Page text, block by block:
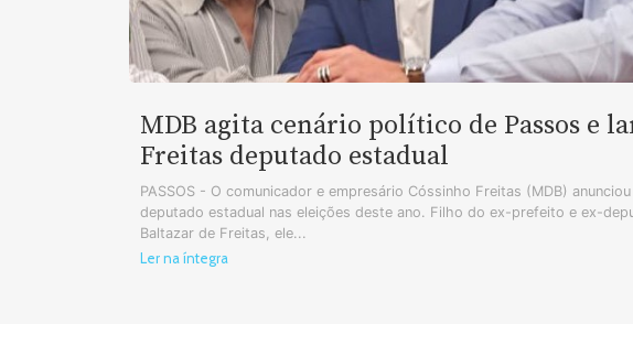
MDB agita cenário político de Passos e
Freitas deputado estadual
PASSOS - O comunicador e empresário Cóssinho Freitas (MDB)
deputado estadual nas eleições deste ano. Filho do ex-prefeito e ex-
Baltazar de Freitas, ele...
Ler na íntegra